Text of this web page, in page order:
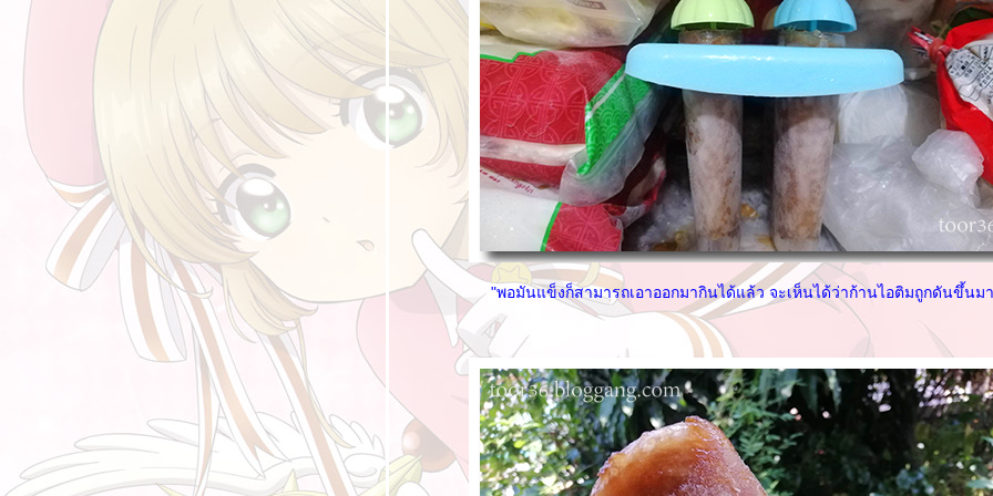
ลกของ Bloggang V-2 เขียนไปด้วยกัน
ลกของ Bloggang V ความเปลี่ยนแปลง
เรื่องเล่าในวันที่น่าหดหู่
ผ่นดินไหวที่ญี่ปุ่นในอีกมุมมอง
ลกของ Bloggang IV-2 การแข่งขันครั้งต่อไป
ลกของ Bloggang IV BlogGang Popular
Award # 6
เขียนมาได้ 200 Blog แล้ว
วันเอดส์โลกกับซากทารก และวัฒนธรรมไท
ระลึกถึงสมเด็จย่า
ไม่จบแค่ภาพที่ 5
ฉลอง Blog ที่ 100 & สวัสดีปีใหม่ 2552
ลกของ Bloggang III
"พอมันแข็งก็สามารถเอาออกมากินได้แล้ว จะเห็นได้ว่าก้านไอติมถูกดันขึ้นม